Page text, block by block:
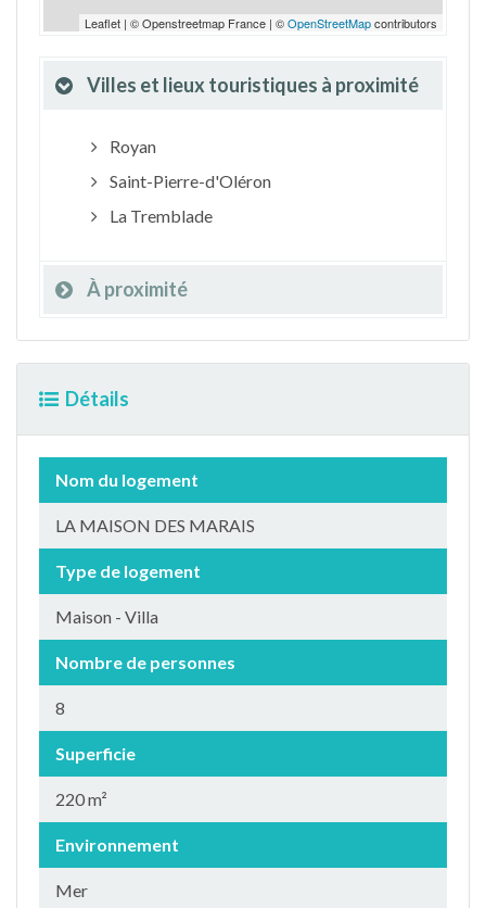
Leaflet | © Openstreetmap France | ©OpenStreetMapcontributors
Villes et lieux touristiques à proximité
Royan
Saint-Pierre-d'Oléron
La Tremblade
À proximité
Détails
Nom du logement
LA MAISON DES MARAIS
Type de logement
Maison - Villa
Nombre de personnes
8
Superficie
220 m²
Environnement
Mer